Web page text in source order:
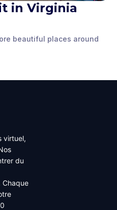
in Virginia
beautiful places around
Atlantic Wildfowl
Heritage Museum
United States of
Boardwalk Birds
United States of
virtuel,
du
Chaque